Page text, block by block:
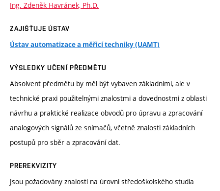
Ing. Zdeněk Havránek, Ph.D.
ZAJIŠŤUJE ÚSTAV
Ústav automatizace a měřicí techniky (UAMT)
VÝSLEDKY UČENÍ PŘEDMĚTU
Absolvent předmětu by měl být vybaven základními, ale v
technické praxi použitelnými znalostmi a dovednostmi z oblasti
návrhu a praktické realizace obvodů pro úpravu a zpracování
analogových signálů ze snímačů, včetně znalosti základních
postupů pro sběr a zpracování dat.
PREREKVIZITY
Jsou požadovány znalosti na úrovni středoškolského studia